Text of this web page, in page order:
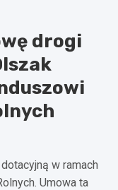
drogi
w ramach
Umowa ta